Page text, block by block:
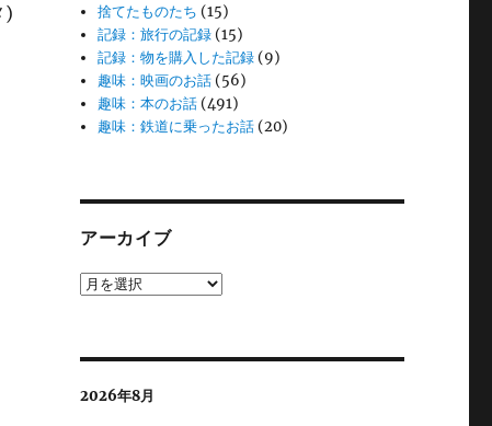
)
捨てたものたち (15)
記録：旅行の記録 (15)
記録：物を購入した記録 (9)
趣味：映画のお話 (56)
趣味：本のお話 (491)
趣味：鉄道に乗ったお話 (20)
アーカイブ
ア
2026年8月